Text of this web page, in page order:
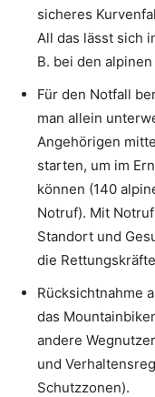
sicheres
All das lässt sich
B. bei den
Für den Notfall
man allein
Angehörigen
starten, um im
können (140
Notruf). Mit
Standort und
die
Rücksichtnahme
das
andere
und
Schutzzonen).